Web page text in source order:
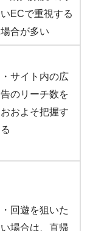
いECで重視する
場合が多い
・サイト内の広
告のリーチ数を
おおよそ把握す
る
・回遊を狙いた
い場合は、直帰